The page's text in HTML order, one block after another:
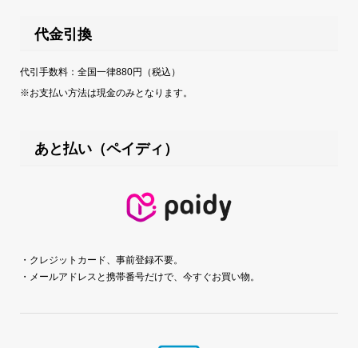
代金引換
代引手数料：全国一律880円（税込）
※お支払い方法は現金のみとなります。
あと払い（ペイディ）
・クレジットカード、事前登録不要。
・メールアドレスと携帯番号だけで、今すぐお買い物。